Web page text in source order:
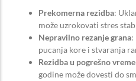
Prekomerna rezidba:
može uzrokovati stres
Nepravilno rezanje grana:
pucanja kore i stvaranja
Rezidba u pogrešno vreme
godine može dovesti do